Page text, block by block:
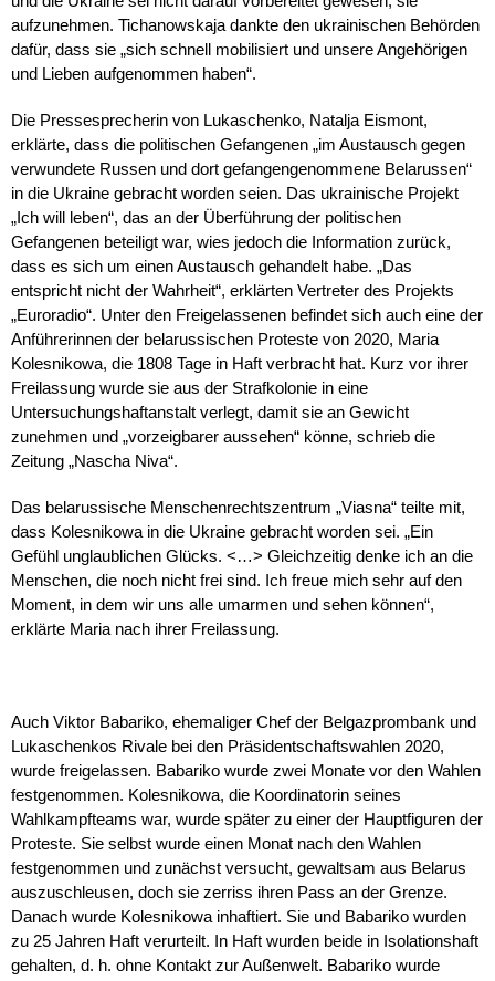
aufzunehmen. Tichanowskaja dankte den ukrainischen Behörden
dafür, dass sie „sich schnell mobilisiert und unsere Angehörigen
und Lieben aufgenommen haben“.
Die Pressesprecherin von Lukaschenko, Natalja Eismont,
erklärte, dass die politischen Gefangenen „im Austausch gegen
verwundete Russen und dort gefangengenommene Belarussen“
in die Ukraine gebracht worden seien. Das ukrainische Projekt
„Ich will leben“, das an der Überführung der politischen
Gefangenen beteiligt war, wies jedoch die Information zurück,
dass es sich um einen Austausch gehandelt habe. „Das
entspricht nicht der Wahrheit“, erklärten Vertreter des Projekts
„Euroradio“. Unter den Freigelassenen befindet sich auch eine der
Anführerinnen der belarussischen Proteste von 2020, Maria
Kolesnikowa, die 1808 Tage in Haft verbracht hat. Kurz vor ihrer
Freilassung wurde sie aus der Strafkolonie in eine
Untersuchungshaftanstalt verlegt, damit sie an Gewicht
zunehmen und „vorzeigbarer aussehen“ könne, schrieb die
Zeitung „Nascha Niva“.
Das belarussische Menschenrechtszentrum „Viasna“ teilte mit,
dass Kolesnikowa in die Ukraine gebracht worden sei. „Ein
Gefühl unglaublichen Glücks. <…> Gleichzeitig denke ich an die
Menschen, die noch nicht frei sind. Ich freue mich sehr auf den
Moment, in dem wir uns alle umarmen und sehen können“,
erklärte Maria nach ihrer Freilassung.
Auch Viktor Babariko, ehemaliger Chef der Belgazprombank und
Lukaschenkos Rivale bei den Präsidentschaftswahlen 2020,
wurde freigelassen. Babariko wurde zwei Monate vor den Wahlen
festgenommen. Kolesnikowa, die Koordinatorin seines
Wahlkampfteams war, wurde später zu einer der Hauptfiguren der
Proteste. Sie selbst wurde einen Monat nach den Wahlen
festgenommen und zunächst versucht, gewaltsam aus Belarus
auszuschleusen, doch sie zerriss ihren Pass an der Grenze.
Danach wurde Kolesnikowa inhaftiert. Sie und Babariko wurden
zu 25 Jahren Haft verurteilt. In Haft wurden beide in Isolationshaft
gehalten, d. h. ohne Kontakt zur Außenwelt. Babariko wurde